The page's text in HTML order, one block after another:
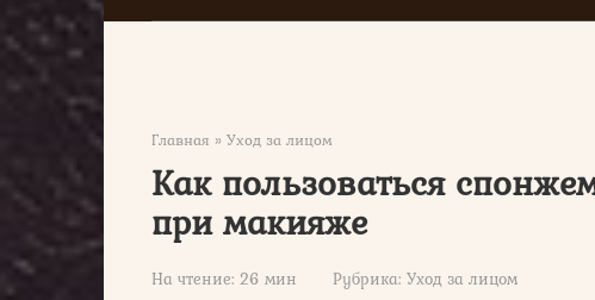
Главная » Уход за лицом
Как пользоваться
при макияже
На чтение: 26 мин Рубрика: Уход за лицом